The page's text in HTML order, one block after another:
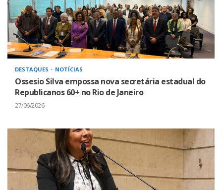
DESTAQUES NOTÍCIAS
Ossesio Silva empossa nova secretária estadual do
Republicanos 60+ no Rio de Janeiro
27/06/2026